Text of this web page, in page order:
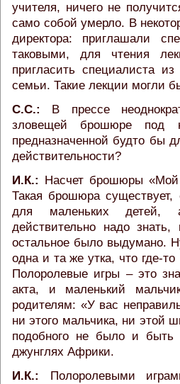
учителя, ничего не
само собой умерло. В
директора: приглашали
таковыми, для чтения
пригласить специалиста
семьи. Такие лекции могли
С.С.:
В прессе
зловещей брошюре под
предназначенной будто бы
действительности?
И.К.:
Насчет брошюры «Мой
Такая брошюра
для маленьких детей,
действительно надо знать,
остальное было выдумано.
одна и та же утка, что где-
Полоролевые игры – это
акта, и маленький
родителям: «У вас
ни этого мальчика, ни этой
подобного не было и
джунглях Африки.
И.К.:
Полоролевыми